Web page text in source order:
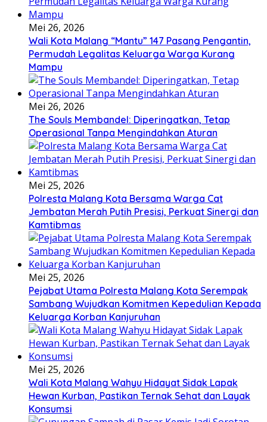
Mei 26, 2026
Wali Kota Malang “Mantu” 147 Pasang Pengantin,
Permudah Legalitas Keluarga Warga Kurang
Mampu
Mei 26, 2026
The Souls Membandel: Diperingatkan, Tetap
Operasional Tanpa Mengindahkan Aturan
Mei 25, 2026
Polresta Malang Kota Bersama Warga Cat
Jembatan Merah Putih Presisi, Perkuat Sinergi dan
Kamtibmas
Mei 25, 2026
Pejabat Utama Polresta Malang Kota Serempak
Sambang Wujudkan Komitmen Kepedulian Kepada
Keluarga Korban Kanjuruhan
Mei 25, 2026
Wali Kota Malang Wahyu Hidayat Sidak Lapak
Hewan Kurban, Pastikan Ternak Sehat dan Layak
Konsumsi